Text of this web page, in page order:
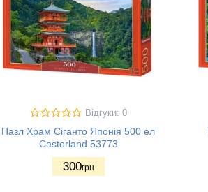
Відгуки: 0
Пазл Храм Сіганто Японія 500 ел
Castorland 53773
300грн